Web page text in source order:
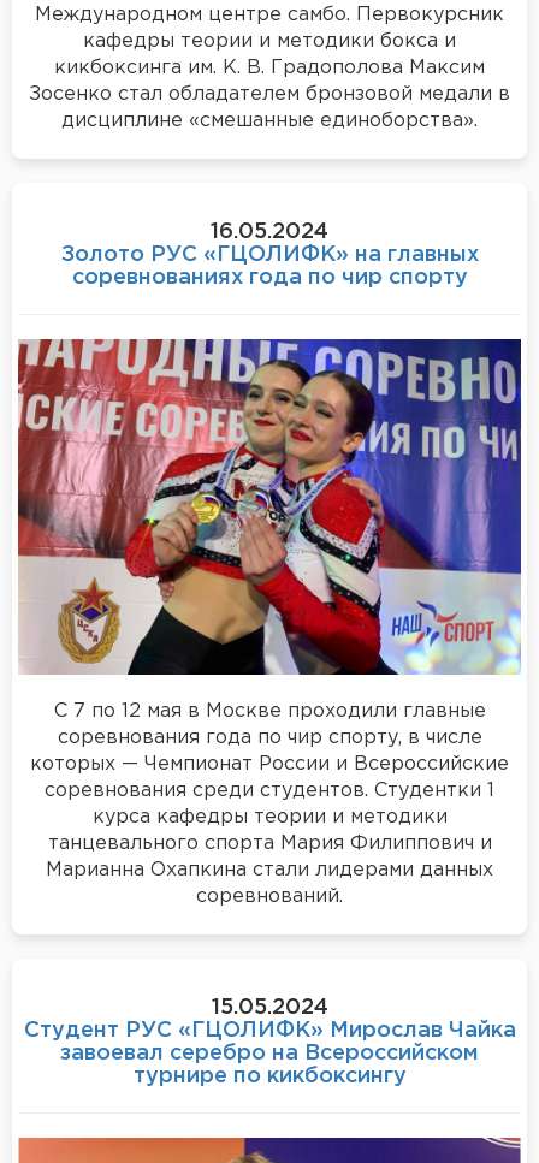
Международном центре самбо. Первокурсник
кафедры теории и методики бокса и
кикбоксинга им. К. В. Градополова Максим
Зосенко стал обладателем бронзовой медали в
дисциплине «смешанные единоборства».
16.05.2024
Золото РУС «ГЦОЛИФК» на главных
соревнованиях года по чир спорту
С 7 по 12 мая в Москве проходили главные
соревнования года по чир спорту, в числе
которых — Чемпионат России и Всероссийские
соревнования среди студентов. Студентки 1
курса кафедры теории и методики
танцевального спорта Мария Филиппович и
Марианна Охапкина стали лидерами данных
соревнований.
15.05.2024
Студент РУС «ГЦОЛИФК» Мирослав Чайка
завоевал серебро на Всероссийском
турнире по кикбоксингу